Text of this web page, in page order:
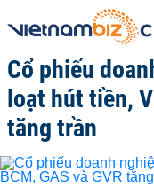
Cổ phiếu
loạt hút tiền,
tăng trần